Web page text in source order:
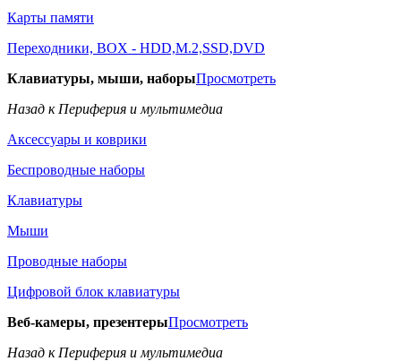
Карты памяти
Переходники, BOX - HDD,M.2,SSD,DVD
Клавиатуры, мыши, наборыПросмотреть
Назад к Периферия и мультимедиа
Аксессуары и коврики
Беспроводные наборы
Клавиатуры
Мыши
Проводные наборы
Цифровой блок клавиатуры
Веб-камеры, презентерыПросмотреть
Назад к Периферия и мультимедиа